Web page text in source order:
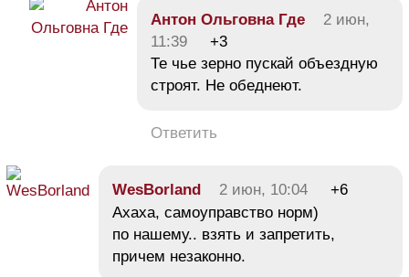
Антон Ольговна Где
2 июн,
11:39
+3
Те чье зерно пускай объездную
строят. Не обеднеют.
Ответить
WesBorland 2 июн, 10:04
+6
Ахаха, самоуправство норм)
по нашему.. взять и запретить,
причем незаконно.